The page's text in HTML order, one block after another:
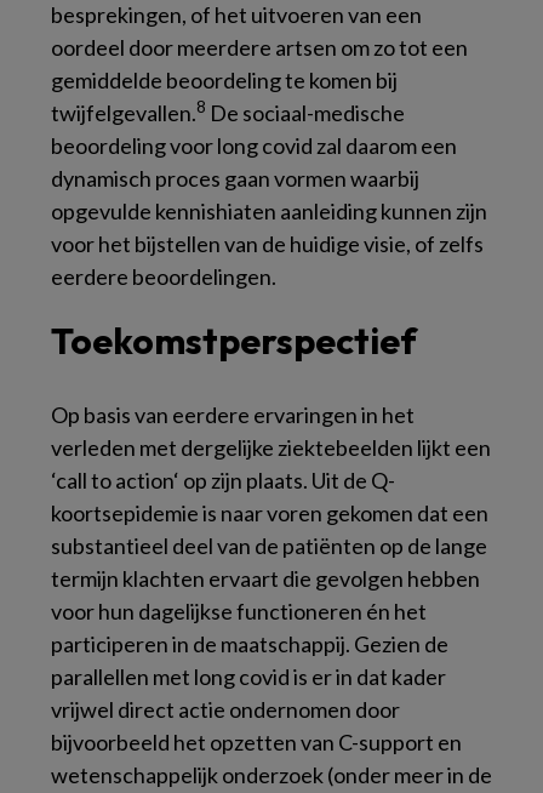
besprekingen, of het uitvoeren van een
oordeel door meerdere artsen om zo tot een
gemiddelde beoordeling te komen bij
twijfelgevallen.8 De sociaal-medische
beoordeling voor long covid zal daarom een
dynamisch proces gaan vormen waarbij
opgevulde kennishiaten aanleiding kunnen zijn
voor het bijstellen van de huidige visie, of zelfs
eerdere beoordelingen.
Toekomstperspectief
Op basis van eerdere ervaringen in het
verleden met dergelijke ziektebeelden lijkt een
‘call to action‘ op zijn plaats. Uit de Q-
koortsepidemie is naar voren gekomen dat een
substantieel deel van de patiënten op de lange
termijn klachten ervaart die gevolgen hebben
voor hun dagelijkse functioneren én het
participeren in de maatschappij. Gezien de
parallellen met long covid is er in dat kader
vrijwel direct actie ondernomen door
bijvoorbeeld het opzetten van C-support en
wetenschappelijk onderzoek (onder meer in de